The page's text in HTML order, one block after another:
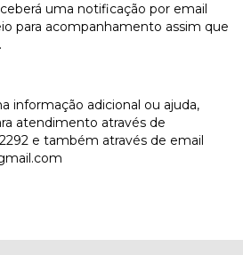
uma notificação por email
para acompanhamento assim que
informação adicional ou ajuda,
atendimento através de
e também através de email